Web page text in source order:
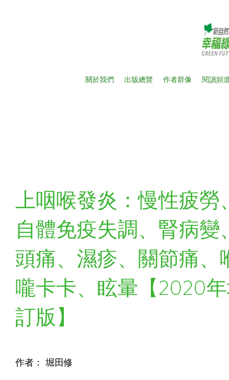
關於我們 出版總覽 作者群像 閱讀頻
上咽喉發炎：慢性疲勞
自體免疫失調、腎病變
頭痛、濕疹、關節痛、
嚨卡卡、眩暈【2020
訂版】
作者： 堀田修